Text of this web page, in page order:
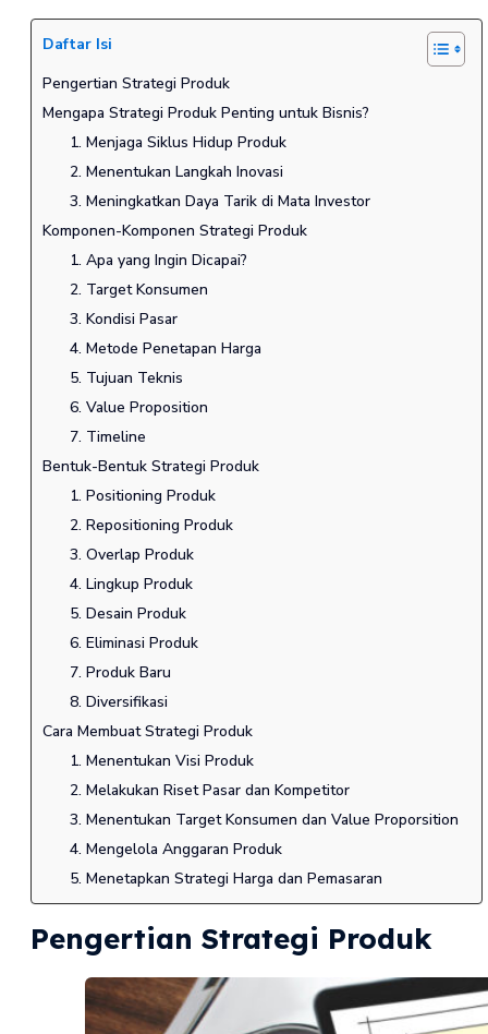
Daftar Isi
Pengertian Strategi Produk
Mengapa Strategi Produk Penting untuk Bisnis?
1. Menjaga Siklus Hidup Produk
2. Menentukan Langkah Inovasi
3. Meningkatkan Daya Tarik di Mata Investor
Komponen-Komponen Strategi Produk
1. Apa yang Ingin Dicapai?
2. Target Konsumen
3. Kondisi Pasar
4. Metode Penetapan Harga
5. Tujuan Teknis
6. Value Proposition
7. Timeline
Bentuk-Bentuk Strategi Produk
1. Positioning Produk
2. Repositioning Produk
3. Overlap Produk
4. Lingkup Produk
5. Desain Produk
6. Eliminasi Produk
7. Produk Baru
8. Diversifikasi
Cara Membuat Strategi Produk
1. Menentukan Visi Produk
2. Melakukan Riset Pasar dan Kompetitor
3. Menentukan Target Konsumen dan Value Proporsition
4. Mengelola Anggaran Produk
5. Menetapkan Strategi Harga dan Pemasaran
Pengertian Strategi Produk